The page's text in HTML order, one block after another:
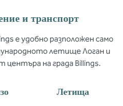
и транспорт
е удобно разположен само
летище Логан и
центъра на града Billings.
Летища